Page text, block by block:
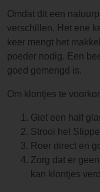
Omdat dit een
verschillen. Het ene
keer mengt het
poeder nodig. Een
goed gemengd is.
Om klontjes te
Giet een half
Strooi het
Roer direct en
Zorg dat er
kan klontjes